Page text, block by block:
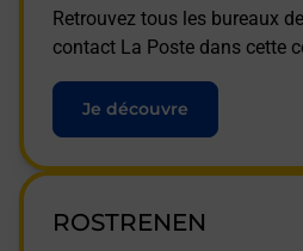
Retrouvez tous les bureaux
contact La Poste dans cette
Je découvre
ROSTRENEN